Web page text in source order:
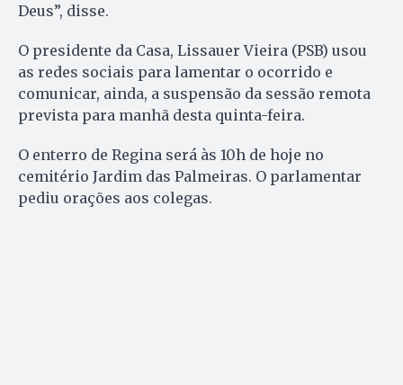
Deus”, disse.
O presidente da Casa, Lissauer Vieira (PSB) usou
as redes sociais para lamentar o ocorrido e
comunicar, ainda, a suspensão da sessão remota
prevista para manhã desta quinta-feira.
O enterro de Regina será às 10h de hoje no
cemitério Jardim das Palmeiras. O parlamentar
pediu orações aos colegas.